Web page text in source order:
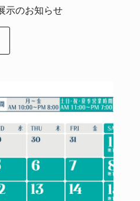
示のお知らせ